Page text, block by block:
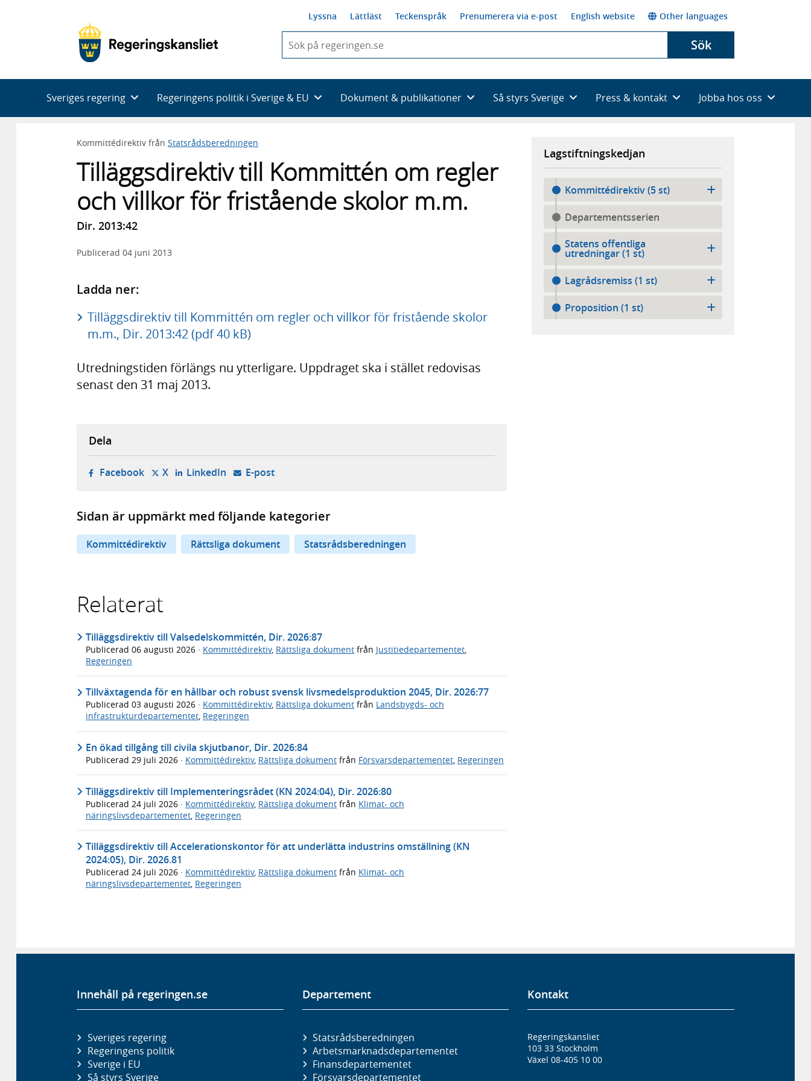
Lyssna Lättläst Teckenspråk Prenumerera via e-post English website Other languages
du
skriva
framträder
en
Sök
Sveriges regering Regeringens politik i Sverige & EU Dokument & publikationer Så styrs Sverige Press & kontakt Jobba hos oss
Kommittédirektiv från Statsrådsberedningen
Tilläggsdirektiv till Kommittén om regler
och villkor för fristående skolor m.m.
Dir. 2013:42
Publicerad 04 juni 2013
Ladda ner:
Tilläggsdirektiv till Kommittén om regler och villkor för fristående skolor
m.m., Dir. 2013:42 (pdf 40 kB)
Utredningstiden förlängs nu ytterligare. Uppdraget ska i stället redovisas
senast den 31 maj 2013.
Lagstiftningskedjan
Kommittédirektiv (5 st)
Departementsserien
Statens offentliga
utredningar (1 st)
Lagrådsremiss (1 st)
Proposition (1 st)
Dela
Facebook- öppnas i ny flik, extern webbplats,
X- öppnas i ny flik, extern webbplats,
LinkedIn- öppnas i ny flik, extern webbplats,
E-post- öppnar din e-postklient,
Sidan är uppmärkt med följande kategorier
Kommittédirektiv Rättsliga dokument Statsrådsberedningen
Relaterat
Tilläggsdirektiv till Valsedelskommittén, Dir. 2026:87
Publicerad 06 augusti 2026 · Kommittédirektiv, Rättsliga dokument från Justitiedepartementet
Regeringen
Tillväxtagenda för en hållbar och robust svensk livsmedelsproduktion 2045, Dir. 2026:77
Publicerad 03 augusti 2026 · Kommittédirektiv, Rättsliga dokument från Landsbygds- och
infrastrukturdepartementet, Regeringen
En ökad tillgång till civila skjutbanor, Dir. 2026:84
Publicerad 29 juli 2026 · Kommittédirektiv, Rättsliga dokument från Försvarsdepartementet, Regeringen
Tilläggsdirektiv till Implementeringsrådet (KN 2024:04), Dir. 2026:80
Publicerad 24 juli 2026 · Kommittédirektiv, Rättsliga dokument från Klimat- och
näringslivsdepartementet Regeringen
Tilläggsdirektiv till Accelerationskontor för att underlätta industrins omställning (KN
2024:05), Dir. 2026.81
Publicerad 24 juli 2026 · Kommittédirektiv, Rättsliga dokument från Klimat- och
näringslivsdepartementet, Regeringen
Innehåll på regeringen.se
Sveriges regering
Regeringens politik
Sverige i EU
Så styrs Sverige
Departement
Statsrådsberedningen
Arbetsmarknads­departementet
Finans­departementet
Försvars­departementet
Kontakt
Regeringskansliet
103 33 Stockholm
Växel 08-405 10 00